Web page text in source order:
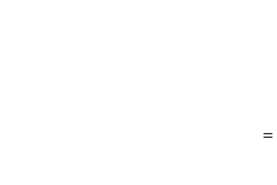
=